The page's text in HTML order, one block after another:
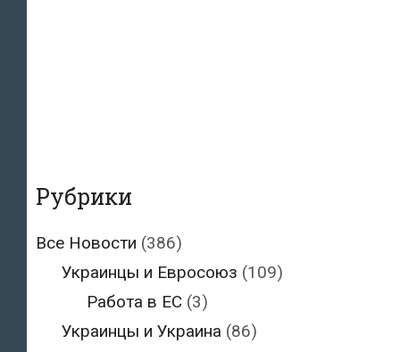
Рубрики
Все Новости (386)
Украинцы и Евросоюз (109)
Работа в ЕС (3)
Украинцы и Украина (86)